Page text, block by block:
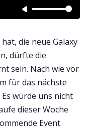
die neue Galaxy
dürfte die
sein. Nach wie vor
für das nächste
würde uns nicht
dieser Woche
Event